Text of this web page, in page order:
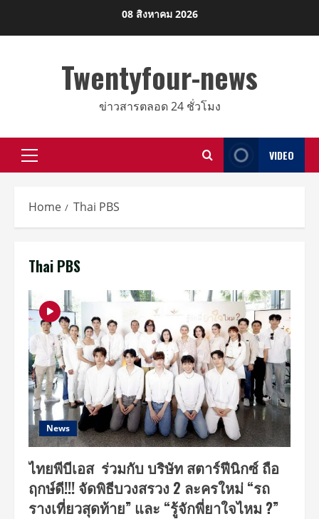
08 สิงหาคม 2026
Twentyfour-news
ข่าวสารตลอด 24 ชั่วโมง
Primary
VIDEO
Home Thai PBS
Thai PBS
News
ไทยพีบีเอส ร่วมกับ บริษัท สตาร์ฟีนิกซ์ ถือ
ฤกษ์ดี!!! จัดพิธีบวงสรวง 2 ละครใหม่ “รถ
รางเที่ยวสุดท้าย” และ “รู้จักพี่ยาใจไหม ?”